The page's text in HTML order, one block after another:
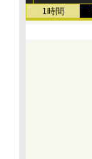
1時間